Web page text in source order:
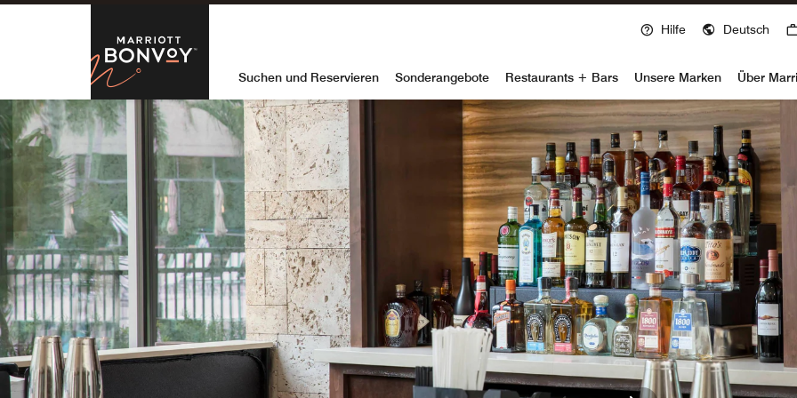
Skip to Content
Marriott Bonvoy
Hilfe Deutsch
Suchen und Reservieren Sonderangebote Restaurants + Bars Unsere Marken Über